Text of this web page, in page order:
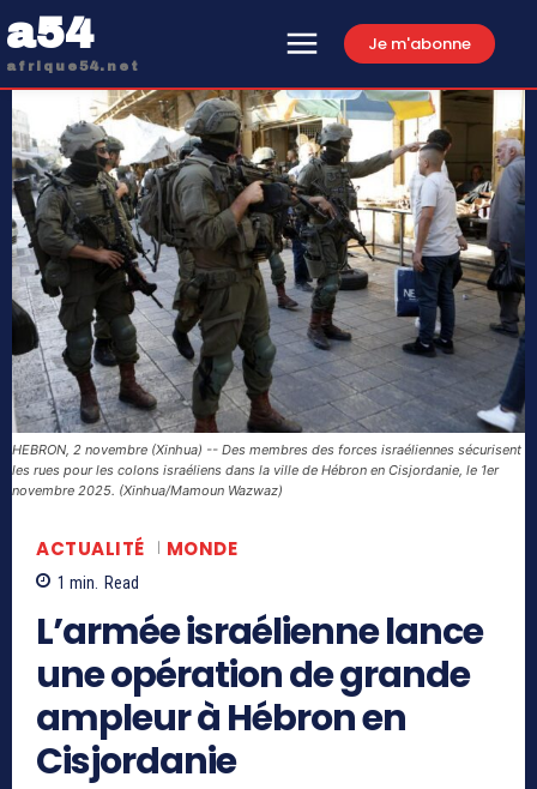
a54
afrique54.net
Je m'abonne
HEBRON, 2 novembre (Xinhua) -- Des membres des forces israéliennes sécurisent
les rues pour les colons israéliens dans la ville de Hébron en Cisjordanie, le 1er
novembre 2025. (Xinhua/Mamoun Wazwaz)
ACTUALITÉ MONDE
1 min. Read
L’armée israélienne lance
une opération de grande
ampleur à Hébron en
Cisjordanie